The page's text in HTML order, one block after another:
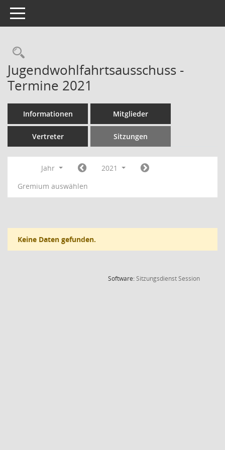
Toggle navigation
Rechercheauswahl
Jugendwohlfahrtsausschuss -
Termine 2021
Informationen Mitglieder
Vertreter Sitzungen
Jahr
2021
Gremium auswählen
Keine Daten gefunden.
Software:SitzungsdienstSession(Wird in